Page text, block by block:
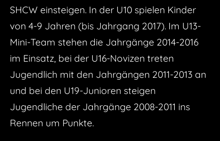
SHCW einsteigen. In der U10 spielen Kinder
von 4-9 Jahren (bis Jahrgang 2017). Im U13-
Mini-Team stehen die Jahrgänge 2014-2016
im Einsatz, bei der U16-Novizen treten
Jugendlich mit den Jahrgängen 2011-2013 an
und bei den U19-Junioren steigen
Jugendliche der Jahrgänge 2008-2011 ins
Rennen um Punkte.
TABELLE
1. Mannschaft
U19
U16
U13
STATISTIKEN
Statistik 1. Mannschaft
Statistik 2. Mannschaft
Statistik U16
Statistiken U13
Ewige Statistik
FOTOS
SPONSOREN
PRIVAT
SHCW SHOP
DATENSCHUTZERKLÄRUNG